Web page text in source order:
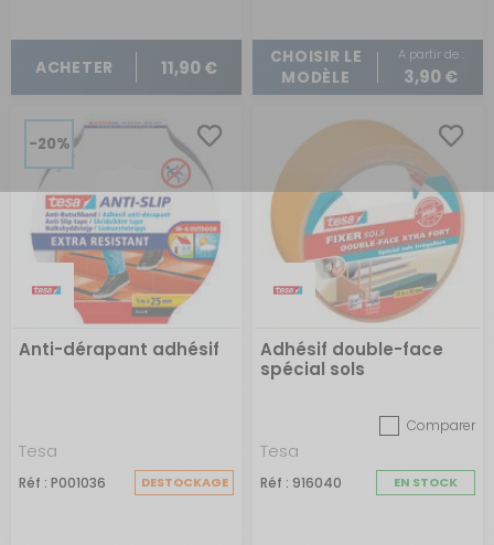
ACHETER 11,90 €
CHOISIR LE
MODÈLE
A partir de :
3,90 €
-20%
Anti-dérapant adhésif
Tesa
Réf : P001036 DESTOCKAGE
Adhésif double-face
spécial sols
Comparer
Tesa
Réf : 916040 EN STOCK